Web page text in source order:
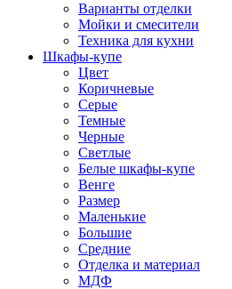
Варианты отделки
Мойки и смесители
Техника для кухни
Шкафы-купе
Цвет
Коричневые
Серые
Темные
Черные
Светлые
Белые шкафы-купе
Венге
Размер
Маленькие
Большие
Средние
Отделка и материал
МДФ